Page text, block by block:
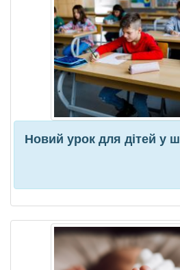
Новий урок для дітей у